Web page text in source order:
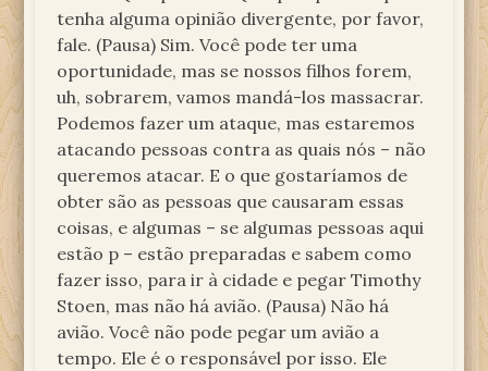
tenha alguma opinião divergente, por favor,
fale. (Pausa) Sim. Você pode ter uma
oportunidade, mas se nossos filhos forem,
uh, sobrarem, vamos mandá-los massacrar.
Podemos fazer um ataque, mas estaremos
atacando pessoas contra as quais nós – não
queremos atacar. E o que gostaríamos de
obter são as pessoas que causaram essas
coisas, e algumas – se algumas pessoas aqui
estão p – estão preparadas e sabem como
fazer isso, para ir à cidade e pegar Timothy
Stoen, mas não há avião. (Pausa) Não há
avião. Você não pode pegar um avião a
tempo. Ele é o responsável por isso. Ele